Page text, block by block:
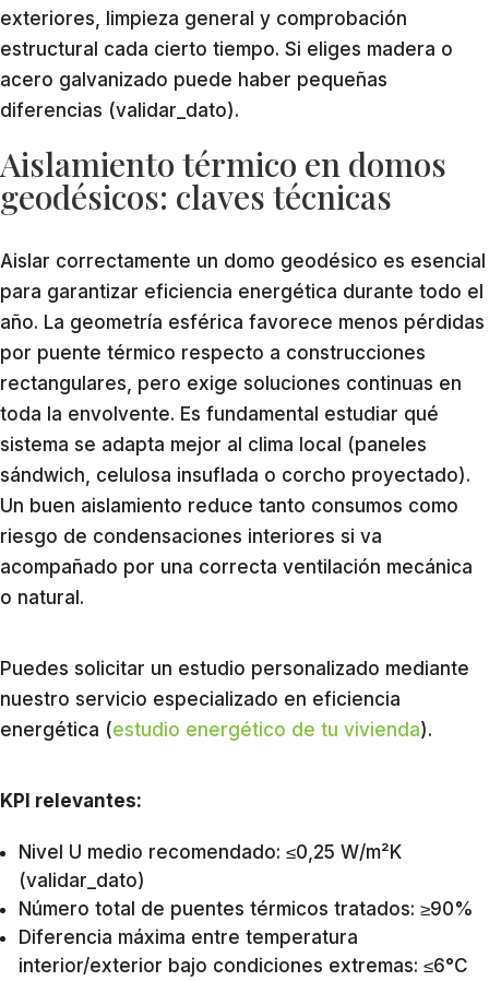
exteriores, limpieza general y comprobación
estructural cada cierto tiempo. Si eliges madera o
acero galvanizado puede haber pequeñas
diferencias (validar_dato).
Aislamiento térmico en domos
geodésicos: claves técnicas
Aislar correctamente un domo geodésico es esencial
para garantizar eficiencia energética durante todo el
año. La geometría esférica favorece menos pérdidas
por puente térmico respecto a construcciones
rectangulares, pero exige soluciones continuas en
toda la envolvente. Es fundamental estudiar qué
sistema se adapta mejor al clima local (paneles
sándwich, celulosa insuflada o corcho proyectado).
Un buen aislamiento reduce tanto consumos como
riesgo de condensaciones interiores si va
acompañado por una correcta ventilación mecánica
o natural.
Puedes solicitar un estudio personalizado mediante
nuestro servicio especializado en eficiencia
energética (estudio energético de tu vivienda).
KPI relevantes:
Nivel U medio recomendado: ≤0,25 W/m²K
(validar_dato)
Número total de puentes térmicos tratados: ≥90%
Diferencia máxima entre temperatura
interior/exterior bajo condiciones extremas: ≤6°C